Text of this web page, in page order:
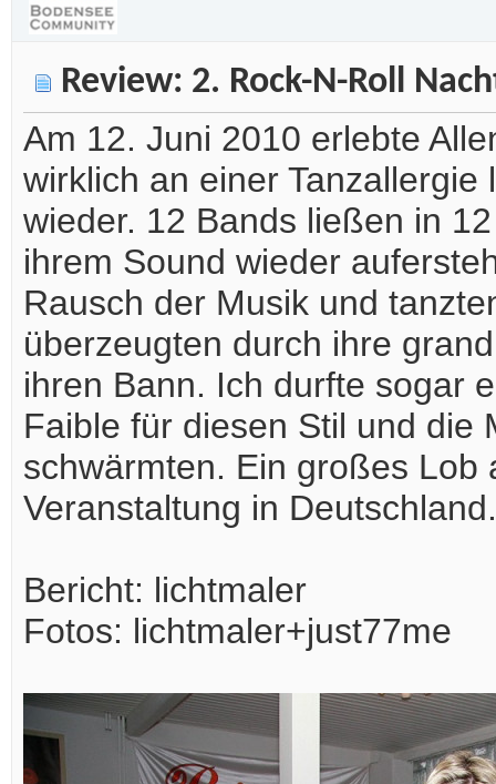
Review: 2. Rock-N-Roll
Am 12. Juni 2010 erlebte
wirklich an einer
wieder. 12 Bands ließen in
ihrem Sound wieder
Rausch der Musik und
überzeugten durch ihre
ihren Bann. Ich durfte sogar
Faible für diesen Stil und die
schwärmten. Ein großes
Veranstaltung in Deutschland.
Bericht: lichtmaler
Fotos: lichtmaler+just77me